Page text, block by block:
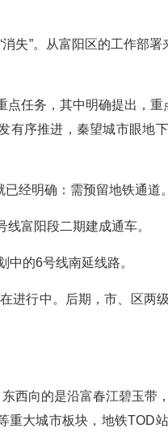
失”。从富阳区的工作部
任务，其中明确提出，
有序推进，秦望城市眼地
经明确：需预留地铁通道。
富阳段二期建成通车。
的6号线南延线路。
进行中。后期，市、区两
西向的是沿富春江碧玉带
重大城市板块，地铁TOD